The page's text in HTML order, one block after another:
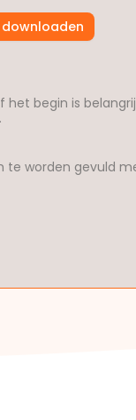
begin is
worden gevuld